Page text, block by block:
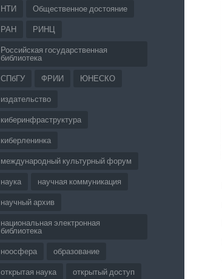
НТИ Общественное достояние
РАН РИНЦ
Российская государственная
библиотека
СПбГУ ФРИИ ЮНЕСКО
издательство
киберинфраструктура
киберленинка
международный культурный форум
наука научная коммуникация
научный архив
национальная электронная
библиотека
ноосфера образование
открытая наука открытый доступ